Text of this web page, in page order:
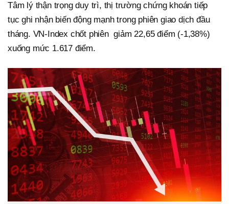
Tâm lý thận trọng duy trì, thị trường chứng khoán tiếp
tục ghi nhận biến động mạnh trong phiên giao dịch đầu
tháng. VN-Index chốt phiên giảm 22,65 điểm (-1,38%)
xuống mức 1.617 điểm.